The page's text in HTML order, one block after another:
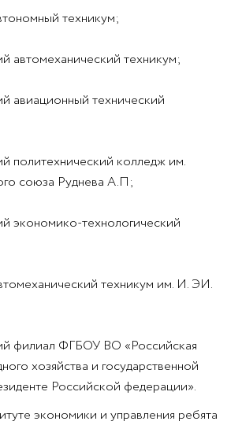
техникум;
автомеханический техникум;
авиационный технический
политехнический колледж им.
союза Руднева А.П;
экономико-технологический
техникум им. И. ЭИ.
филиал ФГБОУ ВО «Российская
хозяйства и государственной
Российской федерации».
экономики и управления ребята